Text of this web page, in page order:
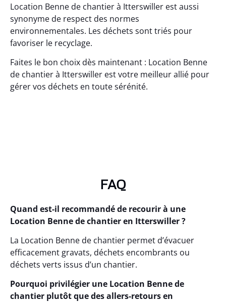
Location Benne de chantier à Itterswiller est aussi
synonyme de respect des normes
environnementales. Les déchets sont triés pour
favoriser le recyclage.
Faites le bon choix dès maintenant : Location Benne
de chantier à Itterswiller est votre meilleur allié pour
gérer vos déchets en toute sérénité.
FAQ
Quand est-il recommandé de recourir à une
Location Benne de chantier en Itterswiller ?
La Location Benne de chantier permet d’évacuer
efficacement gravats, déchets encombrants ou
déchets verts issus d’un chantier.
Pourquoi privilégier une Location Benne de
chantier plutôt que des allers-retours en